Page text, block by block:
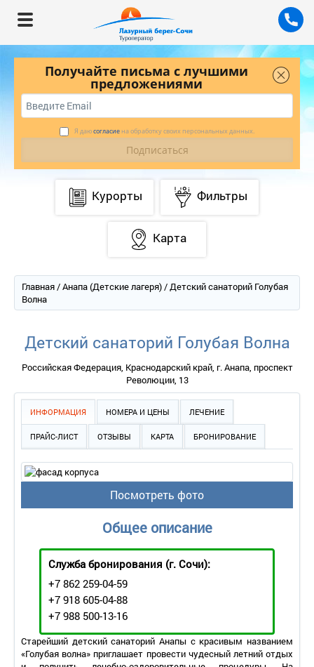
Получайте письма с лучшими
предложениями
Я даюсогласие на обработку своих персональных данных.
Курорты Фильтры
Карта
Главная/Анапа (Детские лагеря)/ Детский санаторий Голубая
Волна
Детский санаторий Голубая Волна
Российская Федерация, Краснодарский край, г. Анапа, проспект
Революции, 13
ИНФОРМАЦИЯ НОМЕРА И ЦЕНЫ ЛЕЧЕНИЕ
ПРАЙС-ЛИСТ ОТЗЫВЫ КАРТА БРОНИРОВАНИЕ
Посмотреть фото
Общее описание
Служба бронирования (г. Сочи):
+7 862 259-04-59
+7 918 605-04-88
+7 988 500-13-16
Старейший детский санаторий Анапы с красивым названием
«Голубая волна» приглашает провести чудесный летний отдых